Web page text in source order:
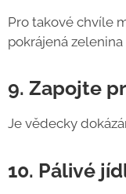
Pro takové chvíle
pokrájená
9. Zapojte
Je vědecky
10. Pálivé